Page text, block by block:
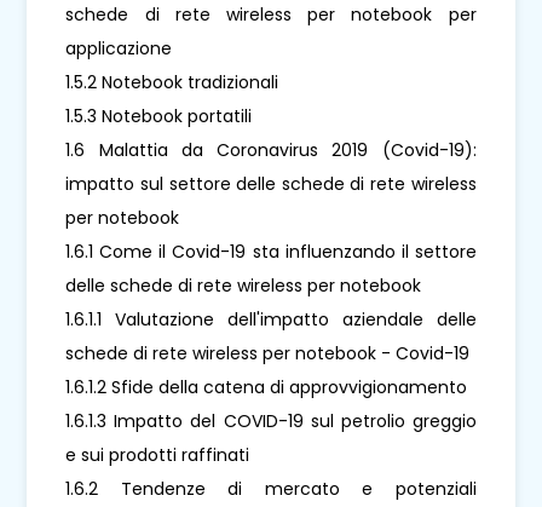
schede di rete wireless per notebook per
applicazione
1.5.2 Notebook tradizionali
1.5.3 Notebook portatili
1.6 Malattia da Coronavirus 2019 (Covid-19):
impatto sul settore delle schede di rete wireless
per notebook
1.6.1 Come il Covid-19 sta influenzando il settore
delle schede di rete wireless per notebook
1.6.1.1 Valutazione dell'impatto aziendale delle
schede di rete wireless per notebook - Covid-19
1.6.1.2 Sfide della catena di approvvigionamento
1.6.1.3 Impatto del COVID-19 sul petrolio greggio
e sui prodotti raffinati
1.6.2 Tendenze di mercato e potenziali